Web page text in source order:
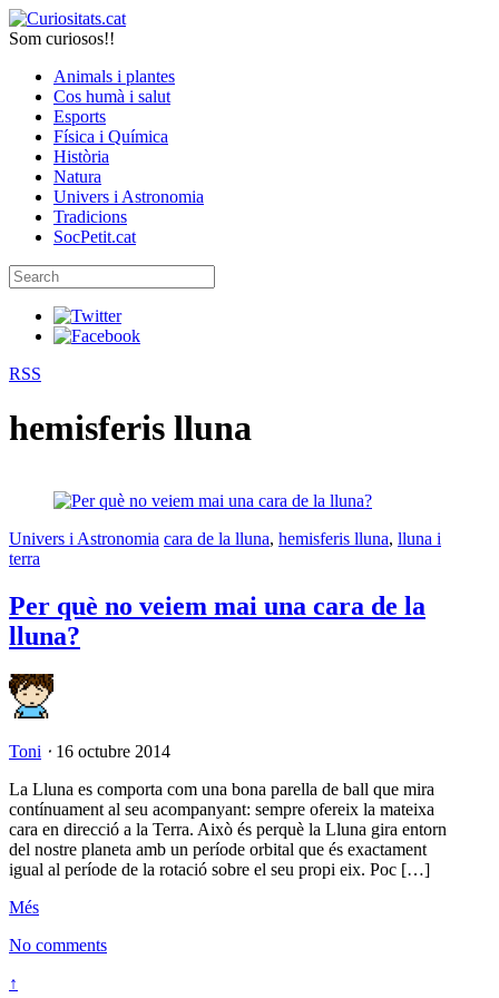
Som curiosos!!
Animals i plantes
Cos humà i salut
Esports
Física i Química
Història
Natura
Univers i Astronomia
Tradicions
SocPetit.cat
RSS
hemisferis lluna
Univers i Astronomia cara de la lluna, hemisferis lluna, lluna i
terra
Per què no veiem mai una cara de la
lluna?
Toni ⋅ 16 octubre 2014
La Lluna es comporta com una bona parella de ball que mira
contínuament al seu acompanyant: sempre ofereix la mateixa
cara en direcció a la Terra. Això és perquè la Lluna gira entorn
del nostre planeta amb un període orbital que és exactament
igual al període de la rotació sobre el seu propi eix. Poc […]
Més
No comments
↑